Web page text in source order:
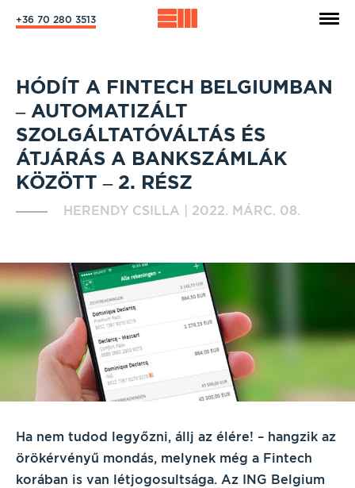
+36 70 280 3513
HÓDÍT A FINTECH BELGIUMBAN
– AUTOMATIZÁLT
SZOLGÁLTATÓVÁLTÁS ÉS
ÁTJÁRÁS A BANKSZÁMLÁK
KÖZÖTT – 2. RÉSZ
HERENDY CSILLA 2022. MÁRC. 08.
Ha nem tudod legyőzni, állj az élére! – hangzik az
örökérvényű mondás, melynek még a Fintech
korában is van létjogosultsága. Az ING Belgium